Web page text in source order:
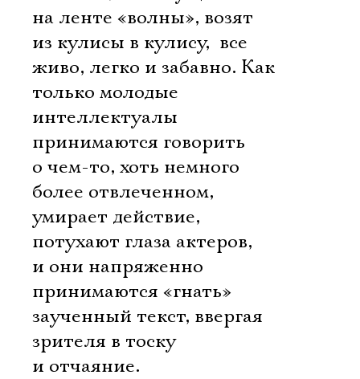
на ленте «волны», возят
из кулисы в кулису,  все
живо, легко и забавно. Как
только молодые
интеллектуалы
принимаются говорить
о чем-то, хоть немного
более отвлеченном,
умирает действие,
потухают глаза актеров,
и они напряженно
принимаются «гнать»
заученный текст, ввергая
зрителя в тоску
и отчаяние.